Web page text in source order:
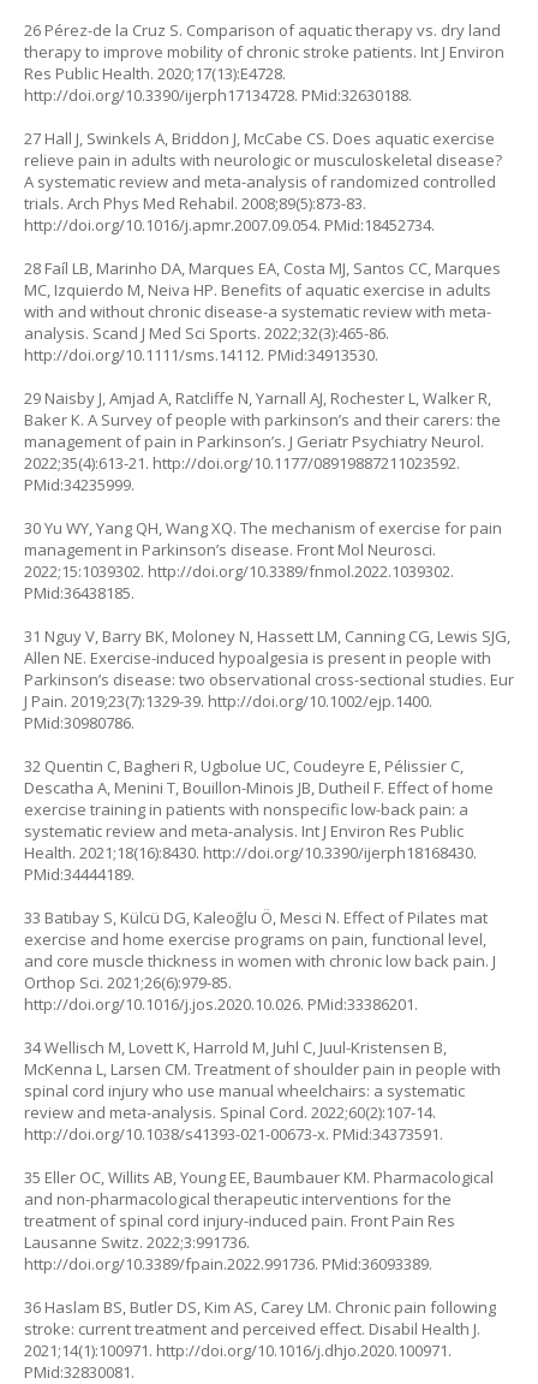
26 Pérez-de la Cruz S. Comparison of aquatic therapy vs. dry land
therapy to improve mobility of chronic stroke patients. Int J Environ
Res Public Health. 2020;17(13):E4728.
http://doi.org/10.3390/ijerph17134728. PMid:32630188.
27 Hall J, Swinkels A, Briddon J, McCabe CS. Does aquatic exercise
relieve pain in adults with neurologic or musculoskeletal disease?
A systematic review and meta-analysis of randomized controlled
trials. Arch Phys Med Rehabil. 2008;89(5):873-83.
http://doi.org/10.1016/j.apmr.2007.09.054. PMid:18452734.
28 Faíl LB, Marinho DA, Marques EA, Costa MJ, Santos CC, Marques
MC, Izquierdo M, Neiva HP. Benefits of aquatic exercise in adults
with and without chronic disease-a systematic review with meta-
analysis. Scand J Med Sci Sports. 2022;32(3):465-86.
http://doi.org/10.1111/sms.14112. PMid:34913530.
29 Naisby J, Amjad A, Ratcliffe N, Yarnall AJ, Rochester L, Walker R,
Baker K. A Survey of people with parkinson’s and their carers: the
management of pain in Parkinson’s. J Geriatr Psychiatry Neurol.
2022;35(4):613-21. http://doi.org/10.1177/08919887211023592.
PMid:34235999.
30 Yu WY, Yang QH, Wang XQ. The mechanism of exercise for pain
management in Parkinson’s disease. Front Mol Neurosci.
2022;15:1039302. http://doi.org/10.3389/fnmol.2022.1039302.
PMid:36438185.
31 Nguy V, Barry BK, Moloney N, Hassett LM, Canning CG, Lewis SJG,
Allen NE. Exercise-induced hypoalgesia is present in people with
Parkinson’s disease: two observational cross-sectional studies. Eur
J Pain. 2019;23(7):1329-39. http://doi.org/10.1002/ejp.1400.
PMid:30980786.
32 Quentin C, Bagheri R, Ugbolue UC, Coudeyre E, Pélissier C,
Descatha A, Menini T, Bouillon-Minois JB, Dutheil F. Effect of home
exercise training in patients with nonspecific low-back pain: a
systematic review and meta-analysis. Int J Environ Res Public
Health. 2021;18(16):8430. http://doi.org/10.3390/ijerph18168430.
PMid:34444189.
33 Batıbay S, Külcü DG, Kaleoğlu Ö, Mesci N. Effect of Pilates mat
exercise and home exercise programs on pain, functional level,
and core muscle thickness in women with chronic low back pain. J
Orthop Sci. 2021;26(6):979-85.
http://doi.org/10.1016/j.jos.2020.10.026. PMid:33386201.
34 Wellisch M, Lovett K, Harrold M, Juhl C, Juul-Kristensen B,
McKenna L, Larsen CM. Treatment of shoulder pain in people with
spinal cord injury who use manual wheelchairs: a systematic
review and meta-analysis. Spinal Cord. 2022;60(2):107-14.
http://doi.org/10.1038/s41393-021-00673-x. PMid:34373591.
35 Eller OC, Willits AB, Young EE, Baumbauer KM. Pharmacological
and non-pharmacological therapeutic interventions for the
treatment of spinal cord injury-induced pain. Front Pain Res
Lausanne Switz. 2022;3:991736.
http://doi.org/10.3389/fpain.2022.991736. PMid:36093389.
36 Haslam BS, Butler DS, Kim AS, Carey LM. Chronic pain following
stroke: current treatment and perceived effect. Disabil Health J.
2021;14(1):100971. http://doi.org/10.1016/j.dhjo.2020.100971.
PMid:32830081.